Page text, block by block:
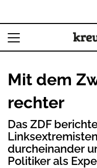
Mit dem
rechter
Das ZDF
durcheinander
Politiker als